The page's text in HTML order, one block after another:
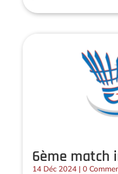
6ème match
14 Déc 2024| 0